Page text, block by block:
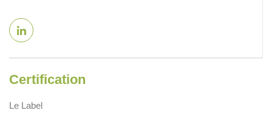
Certification
Le Label